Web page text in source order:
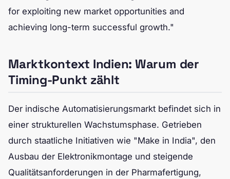
for exploiting new market opportunities and
achieving long-term successful growth."
Marktkontext Indien: Warum der
Timing-Punkt zählt
Der indische Automatisierungsmarkt befindet sich in
einer strukturellen Wachstumsphase. Getrieben
durch staatliche Initiativen wie "Make in India", den
Ausbau der Elektronikmontage und steigende
Qualitätsanforderungen in der Pharmafertigung,